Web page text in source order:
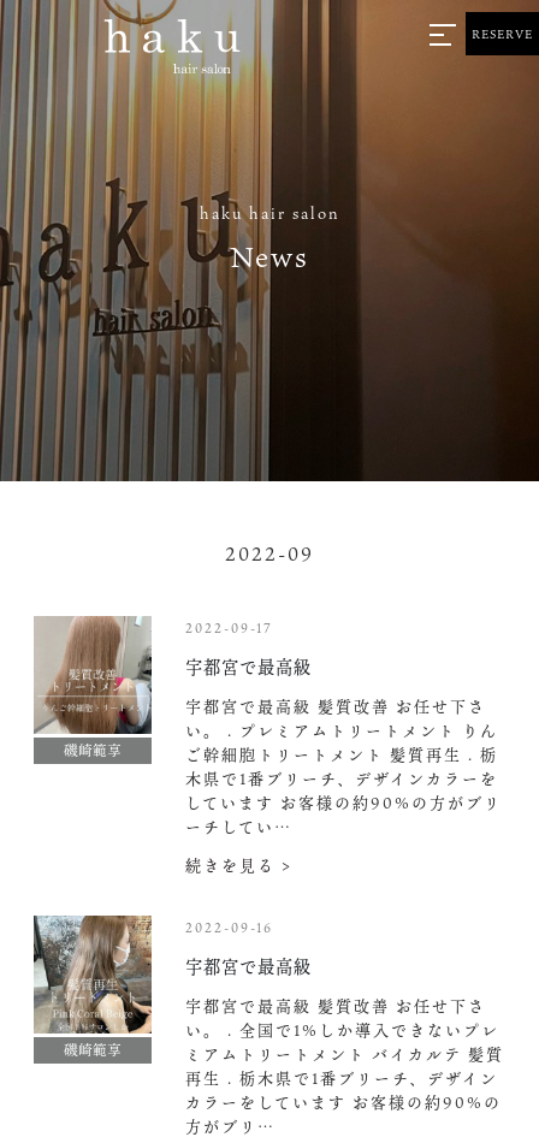
haku hair salon
News
RESERVE
2022-09
磯崎範享
2022-09-17
宇都宮で最高級
宇都宮で最高級 髪質改善 お任せ下さ
い。 . プレミアムトリートメント りん
ご幹細胞トリートメント 髪質再生 . 栃
木県で1番ブリーチ、デザインカラーを
しています お客様の約90%の方がブリ
ーチしてい…
続きを見る >
磯崎範享
2022-09-16
宇都宮で最高級
宇都宮で最高級 髪質改善 お任せ下さ
い。 . 全国で1%しか導入できないプレ
ミアムトリートメント バイカルテ 髪質
再生 . 栃木県で1番ブリーチ、デザイン
カラーをしています お客様の約90%の
方がブリ…